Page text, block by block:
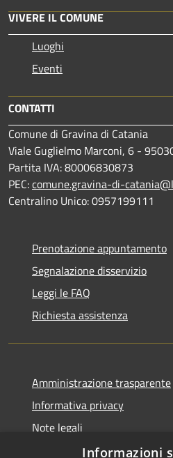
VIVERE IL COMUNE
Luoghi
Eventi
CONTATTI
Comune di Gravina di Catania
Viale Guglielmo Marconi, 6 -
Partita IVA: 80006830873
PEC:comune.gravina-di-
Centralino Unico: 0957199111
Prenotazione appuntamento
Segnalazione disservizio
Leggi le FAQ
Richiesta assistenza
Amministrazione trasparente
Informativa privacy
Note legali
Dichiarazione di accessibilità
Informazioni